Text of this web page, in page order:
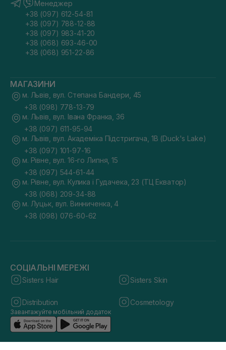
Менеджер
+38 (097) 612-54-81
+38 (097) 788-12-88
+38 (097) 983-41-20
+38 (068) 693-46-00
+38 (068) 951-22-86
МАГАЗИНИ
м. Львів, вул. Степана Бандери, 45
+38 (098) 778-13-79
м. Львів, вул. Івана Франка, 36
+38 (097) 611-95-94
м. Львів, вул. Академіка Підстригача, 1В (Duck's Lake)
+38 (097) 101-97-16
м. Рівне, вул. 16-го Липня, 15
+38 (097) 544-61-44
м. Рівне, вул. Кулика і Гудачека, 23 (ТЦ Екватор)
+38 (068) 209-34-88
м. Луцьк, вул. Винниченка, 4
+38 (098) 076-60-62
СОЦІАЛЬНІ МЕРЕЖІ
Sisters Hair Sisters Skin
Distribution Cosmetology
Завантажуйте мобільний додаток